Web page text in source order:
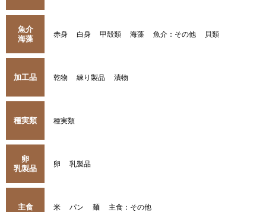
魚介
海藻
赤身 白身 甲殻類 海藻 魚介：その他 貝類
加工品 乾物 練り製品 漬物
種実類 種実類
卵
乳製品
卵 乳製品
主食 米 パン 麺 主食：その他